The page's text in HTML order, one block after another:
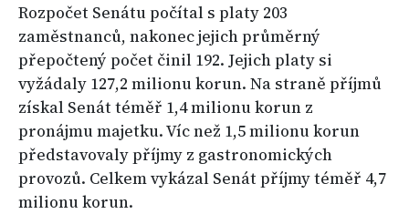
Rozpočet Senátu počítal s platy 203
zaměstnanců, nakonec jejich průměrný
přepočtený počet činil 192. Jejich platy si
vyžádaly 127,2 milionu korun. Na straně příjmů
získal Senát téměř 1,4 milionu korun z
pronájmu majetku. Víc než 1,5 milionu korun
představovaly příjmy z gastronomických
provozů. Celkem vykázal Senát příjmy téměř 4,7
milionu korun.